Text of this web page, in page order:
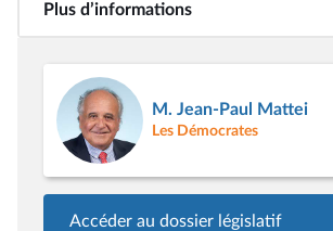
Plus d’informations
<b>Plus
M. Jean-Paul Mattei
Les Démocrates
Accéder au dossier législatif